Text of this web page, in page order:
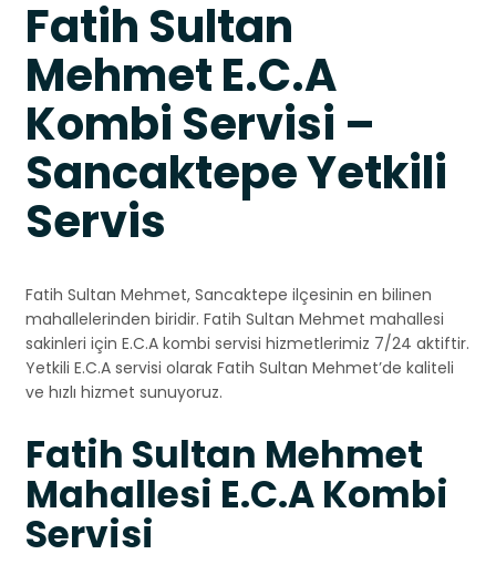
Fatih Sultan
Mehmet E.C.A
Kombi Servisi –
Sancaktepe Yetkili
Servis
Fatih Sultan Mehmet, Sancaktepe ilçesinin en bilinen
mahallelerinden biridir. Fatih Sultan Mehmet mahallesi
sakinleri için E.C.A kombi servisi hizmetlerimiz 7/24 aktiftir.
Yetkili E.C.A servisi olarak Fatih Sultan Mehmet’de kaliteli
ve hızlı hizmet sunuyoruz.
Fatih Sultan Mehmet
Mahallesi E.C.A Kombi
Servisi